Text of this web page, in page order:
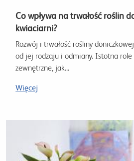
Co wpływa na trwałość roślin
kwiaciarni?
Rozwój i trwałość rośliny
od jej rodzaju i odmiany. Istotna
zewnętrzne, jak...
Więcej